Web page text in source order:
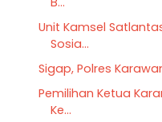
Unit Kamsel
Sosia...
Sigap, Polres
Pemilihan Ketua
Ke...